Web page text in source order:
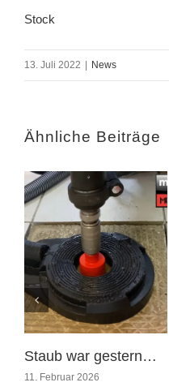
Stock
13. Juli 2022 News
Ähnliche Beiträge
Staub war gestern…
11. Februar 2026